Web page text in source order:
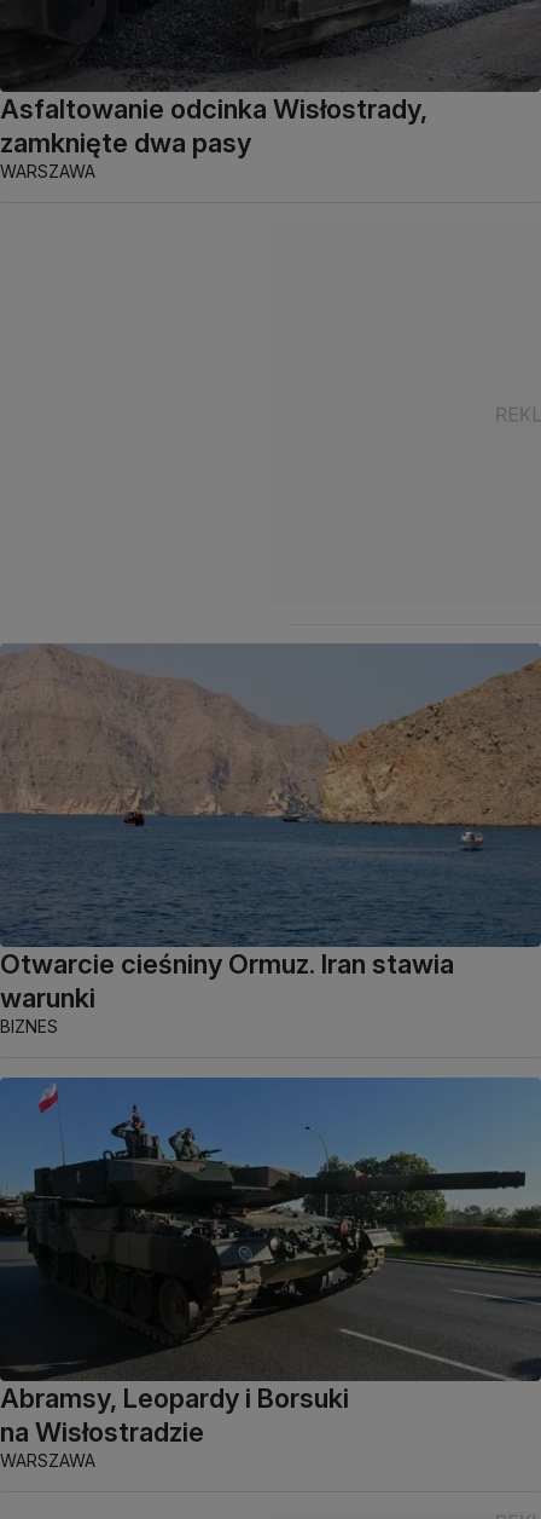
Asfaltowanie odcinka Wisłostrady,
zamknięte dwa pasy
WARSZAWA
Otwarcie cieśniny Ormuz. Iran stawia
warunki
BIZNES
Abramsy, Leopardy i Borsuki
na Wisłostradzie
WARSZAWA